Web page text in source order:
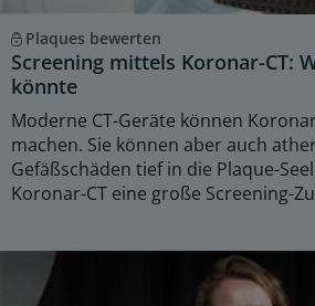
Plaques bewerten
Screening mittels Koronar-CT:
könnte
Moderne CT-Geräte können
machen. Sie können aber auch
Gefäßschäden tief in die Plaque-
Koronar-CT eine große Screening-